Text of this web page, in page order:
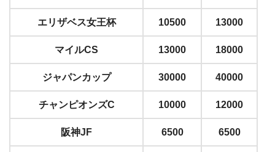
エリザベス女王杯 10500 13000
マイルCS 13000 18000
ジャパンカップ 30000 40000
チャンピオンズC 10000 12000
阪神JF 6500 6500